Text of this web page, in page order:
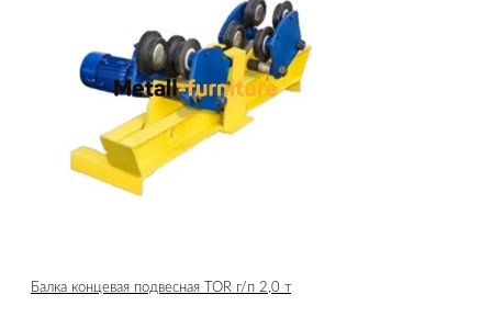
Балка концевая подвесная TOR г/п 2,0 т